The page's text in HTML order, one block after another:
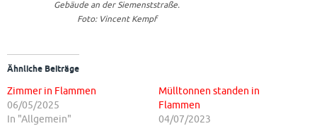
Gebäude an der Siemenststraße.
Foto: Vincent Kempf
Ähnliche Beiträge
Zimmer in Flammen
06/05/2025
In "Allgemein"
Mülltonnen standen in
Flammen
04/07/2023